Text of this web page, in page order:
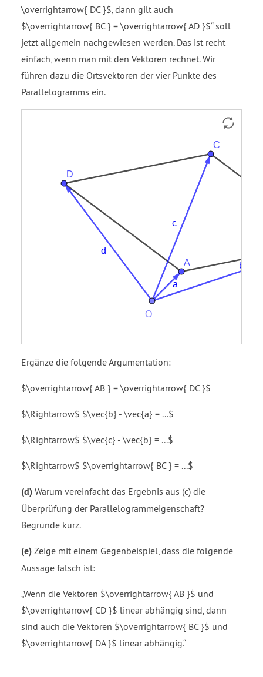
\overrightarrow{ DC }$, dann gilt auch
$\overrightarrow{ BC } = \overrightarrow{ AD }$“ soll
jetzt allgemein nachgewiesen werden. Das ist recht
einfach, wenn man mit den Vektoren rechnet. Wir
führen dazu die Ortsvektoren der vier Punkte des
Parallelogramms ein.
Ergänze die folgende Argumentation:
$\overrightarrow{ AB } = \overrightarrow{ DC }$
$\Rightarrow$ $\vec{b} - \vec{a} = ...$
$\Rightarrow$ $\vec{c} - \vec{b} = ...$
$\Rightarrow$ $\overrightarrow{ BC } = ...$
(d) Warum vereinfacht das Ergebnis aus (c) die
Überprüfung der Parallelogrammeigenschaft?
Begründe kurz.
(e) Zeige mit einem Gegenbeispiel, dass die folgende
Aussage falsch ist:
„Wenn die Vektoren $\overrightarrow{ AB }$ und
$\overrightarrow{ CD }$ linear abhängig sind, dann
sind auch die Vektoren $\overrightarrow{ BC }$ und
$\overrightarrow{ DA }$ linear abhängig.“